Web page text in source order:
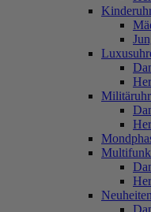
Neuheiten